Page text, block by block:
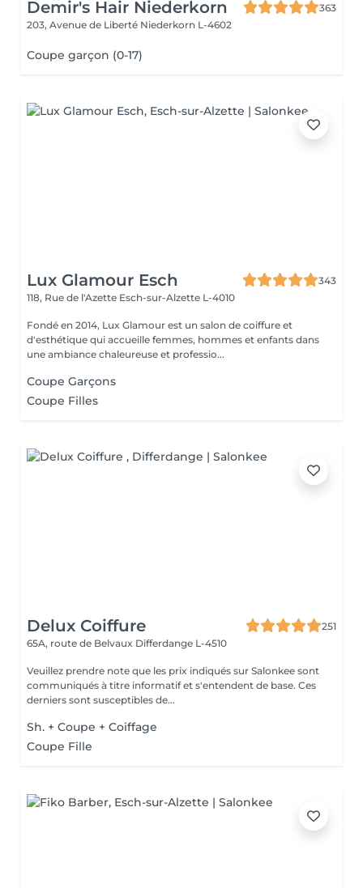
Demir's Hair Niederkorn
363
203, Avenue de Liberté Niederkorn L-4602
Coupe garçon (0-17)
Lux Glamour Esch
343
118, Rue de l'Azette Esch-sur-Alzette L-4010
Fondé en 2014, Lux Glamour est un salon de coiffure et
d'esthétique qui accueille femmes, hommes et enfants dans
une ambiance chaleureuse et professio...
Coupe Garçons
Coupe Filles
Delux Coiffure
251
65A, route de Belvaux Differdange L-4510
Veuillez prendre note que les prix indiqués sur Salonkee sont
communiqués à titre informatif et s'entendent de base. Ces
derniers sont susceptibles de...
Sh. + Coupe + Coiffage
Coupe Fille